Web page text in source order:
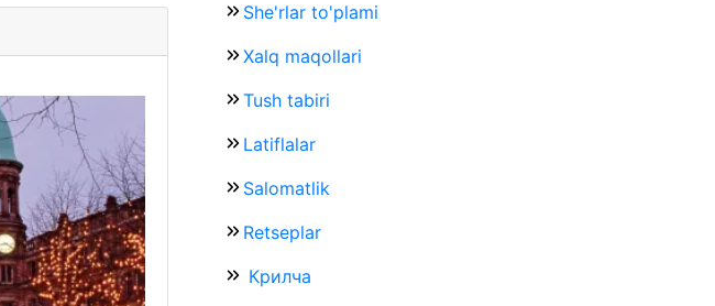
She'rlar to'plami
Xalq maqollari
Tush tabiri
Latiflalar
Salomatlik
Retseplar
Крилча